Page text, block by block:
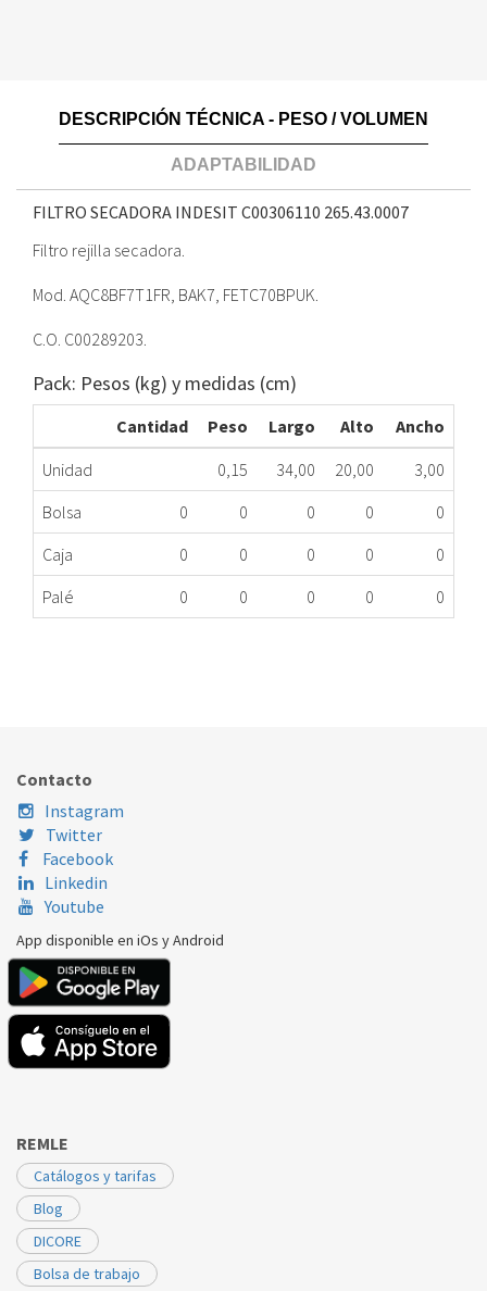
DESCRIPCIÓN TÉCNICA - PESO / VOLUMEN
ADAPTABILIDAD
FILTRO SECADORA INDESIT C00306110 265.43.0007
Filtro rejilla secadora.
Mod. AQC8BF7T1FR, BAK7, FETC70BPUK.
C.O. C00289203.
Pack: Pesos (kg) y medidas (cm)
Cantidad Peso Largo Alto
Ancho
Unidad
0,15 34,00 20,00
3,00
Bolsa
0 0 0 0
0
Caja
0 0 0 0
0
Palé
0 0 0 0 0
INDESIT
INDESIT
Contacto
Instagram
Twitter
Facebook
Linkedin
Youtube
App disponible en iOs y Android
REMLE
Catálogos y tarifas
Blog
DICORE
Bolsa de trabajo